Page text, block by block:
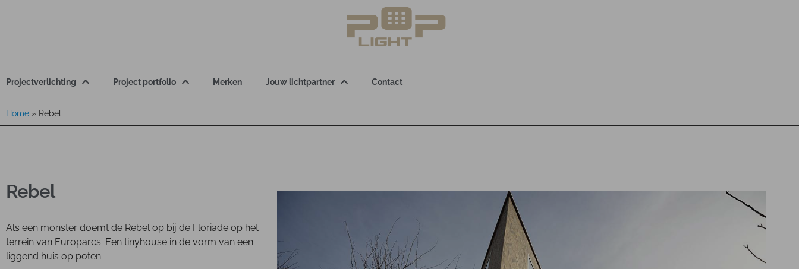
Projectverlichting Project portfolio Merken Jouw lichtpartner Contact
Home » Rebel
Rebel
Als een monster doemt de Rebel op bij de Floriade op het
terrein van Europarcs. Een tinyhouse in de vorm van een
liggend huis op poten.